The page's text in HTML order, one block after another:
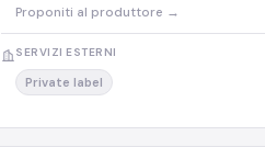
Proponiti al produttore →
SERVIZI ESTERNI
Private label